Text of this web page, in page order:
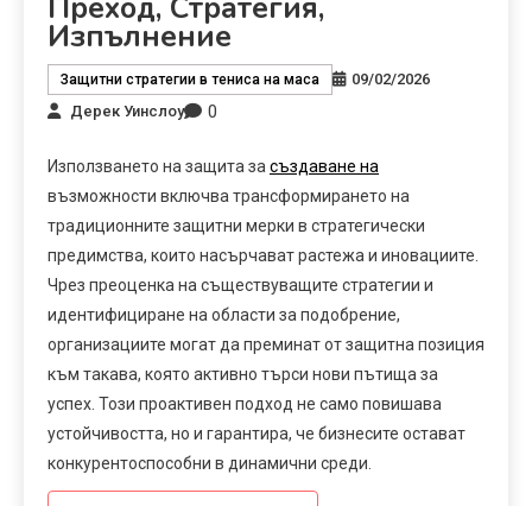
Преход, Стратегия,
Изпълнение
Защитни стратегии в тениса на маса
09/02/2026
Дерек Уинслоу
0
Използването на защита за създаване на
възможности включва трансформирането на
традиционните защитни мерки в стратегически
предимства, които насърчават растежа и иновациите.
Чрез преоценка на съществуващите стратегии и
идентифициране на области за подобрение,
организациите могат да преминат от защитна позиция
към такава, която активно търси нови пътища за
успех. Този проактивен подход не само повишава
устойчивостта, но и гарантира, че бизнесите остават
конкурентоспособни в динамични среди.